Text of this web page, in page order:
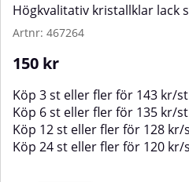
Högkvalitativ kristallklar lack
Artnr: 467264
150 kr
Köp 3 st eller fler för 143 kr/st
Köp 6 st eller fler för 135 kr/st
Köp 12 st eller fler för 128 kr/
Köp 24 st eller fler för 120 kr/